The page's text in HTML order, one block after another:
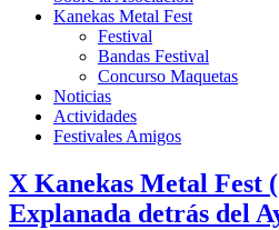
Kanekas Metal Fest
Festival
Bandas Festival
Concurso Maquetas
Noticias
Actividades
Festivales Amigos
X Kanekas Metal Fest
Explanada detrás del